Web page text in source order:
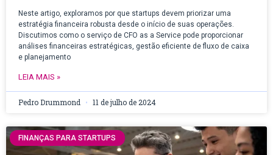
Neste artigo, exploramos por que startups devem priorizar uma
estratégia financeira robusta desde o início de suas operações.
Discutimos como o serviço de CFO as a Service pode proporcionar
análises financeiras estratégicas, gestão eficiente de fluxo de caixa
e planejamento
LEIA MAIS »
Pedro Drummond 11 de julho de 2024
FINANÇAS PARA STARTUPS